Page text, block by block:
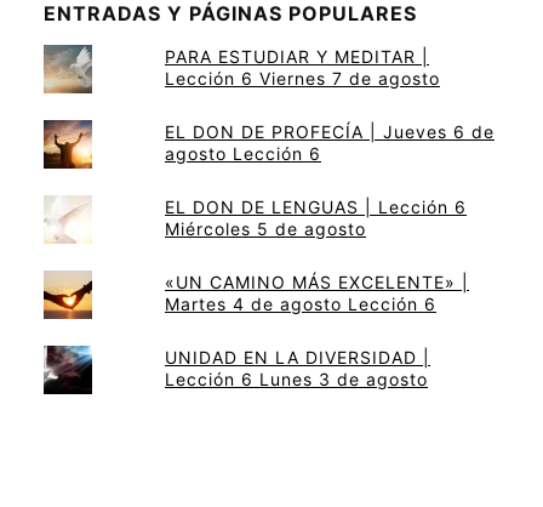
ENTRADAS Y PÁGINAS POPULARES
PARA ESTUDIAR Y MEDITAR |
Lección 6 Viernes 7 de agosto
EL DON DE PROFECÍA | Jueves 6 de
agosto Lección 6
EL DON DE LENGUAS | Lección 6
Miércoles 5 de agosto
«UN CAMINO MÁS EXCELENTE» |
Martes 4 de agosto Lección 6
UNIDAD EN LA DIVERSIDAD |
Lección 6 Lunes 3 de agosto